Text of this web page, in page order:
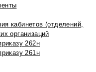
кабинетов (отделений,
организаций
262н
261н